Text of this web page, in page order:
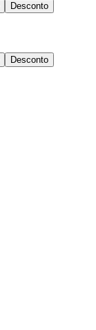
Desconto
Desconto